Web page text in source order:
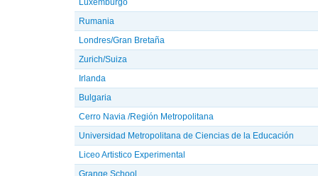
Luxemburgo
Rumania
Londres/Gran Bretaña
Zurich/Suiza
Irlanda
Bulgaria
Cerro Navia /Región Metropolitana
Universidad Metropolitana de Ciencias de la Educación
Liceo Artistico Experimental